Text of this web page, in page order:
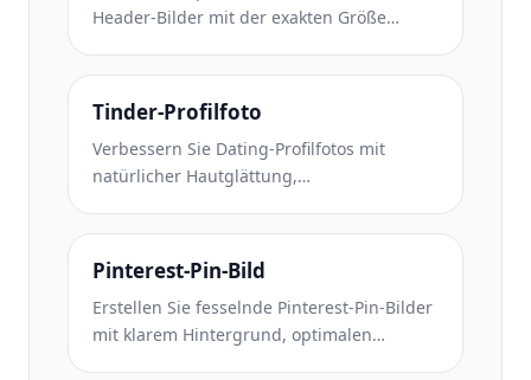
Header-Bilder mit der exakten Größe
Überlappung von Profilbildern und
funktioniert sowohl im dunklen als auch im
hellen Modus.
Tinder-Profilfoto
Verbessern Sie Dating-Profilfotos mit
natürlicher Hautglättung,
Beleuchtungskorrektur und subtiler
Farbkorrektur, die authentisch aussieht –
nicht gefiltert.
Pinterest-Pin-Bild
Erstellen Sie fesselnde Pinterest-Pin-Bilder
mit klarem Hintergrund, optimalen